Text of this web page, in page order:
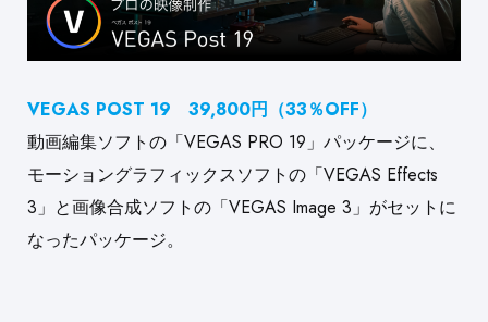
VEGAS POST 19 39,800円（33％OFF）
動画編集ソフトの「VEGAS PRO 19」パッケージに、
モーショングラフィックスソフトの「VEGAS Effects
3」と画像合成ソフトの「VEGAS Image 3」がセットに
なったパッケージ。